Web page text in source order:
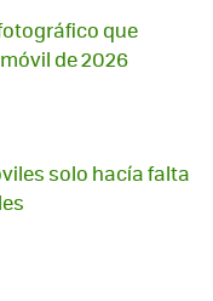
que
de 2026
solo hacía falta